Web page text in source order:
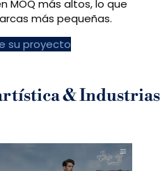
MOQ más altos, lo que
más pequeñas.
su proyecto
& Industrias